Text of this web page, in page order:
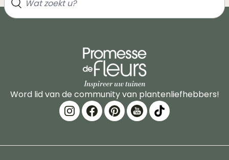
Word lid van de community van plantenliefhebbers!